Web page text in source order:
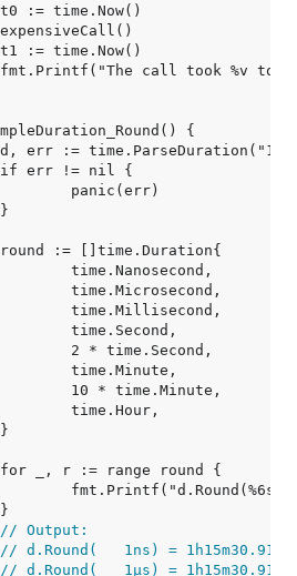
// Output:
// d.Round(   1ns) =
// d.Round(   1µs) =